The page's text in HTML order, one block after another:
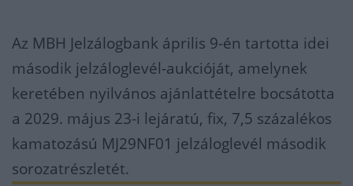
Az MBH Jelzálogbank április 9-én tartotta idei
második jelzáloglevél-aukcióját, amelynek
keretében nyilvános ajánlattételre bocsátotta
a 2029. május 23-i lejáratú, fix, 7,5 százalékos
kamatozású MJ29NF01 jelzáloglevél második
sorozatrészletét.